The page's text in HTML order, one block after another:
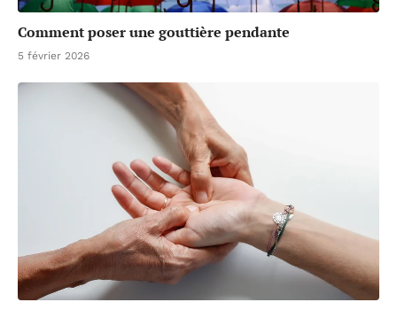
Comment poser une gouttière pendante
5 février 2026